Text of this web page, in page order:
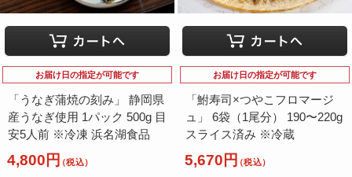
お届け日の指定が可能です
「うなぎ蒲焼の刻み」 静岡県
産うなぎ使用 1パック 500g 目
安5人前 ※冷凍 浜名湖食品
4,800円（税込）
お届け日の指定が可能です
「鮒寿司×つやこフロマージ
ュ」 6袋（1尾分） 190〜220g
スライス済み ※冷蔵
5,670円（税込）